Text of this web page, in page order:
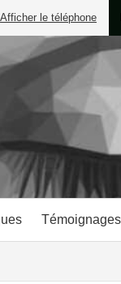
Afficher le téléphone
Témoignages